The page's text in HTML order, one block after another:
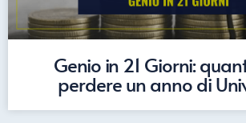
Genio in 21 Giorni:
perdere un anno di